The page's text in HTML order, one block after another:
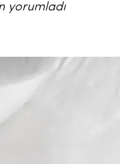
yorumladı